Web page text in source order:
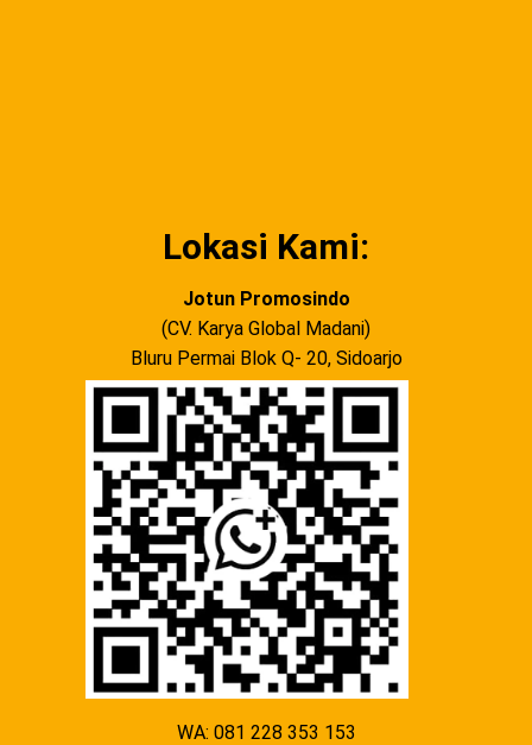
Lokasi Kami:
Jotun Promosindo
(CV. Karya Global Madani)
Bluru Permai Blok Q- 20, Sidoarjo
WA: 081 228 353 153